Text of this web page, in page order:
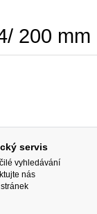
200 mm
servis
vyhledávání
nás